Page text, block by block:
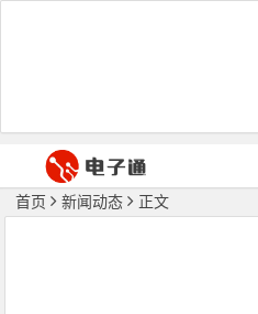
首页 新闻动态 正文